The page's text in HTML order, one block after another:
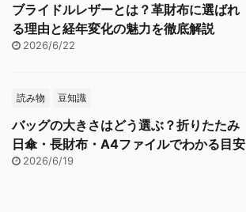
ブライドルレザーとは？革財布に選ばれ
る理由と経年変化の魅力を徹底解説
2026/6/22
読み物 豆知識
バッグの大きさはどう選ぶ？折りたたみ
日傘・長財布・A4ファイルでわかる目安
2026/6/19